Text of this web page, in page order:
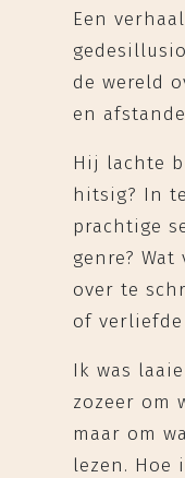
Een
de wereld
en
Hij lachte
hitsig? In
prachtige
genre?
over te
of verliefde
Ik was
zozeer om
maar om
lezen. Hoe